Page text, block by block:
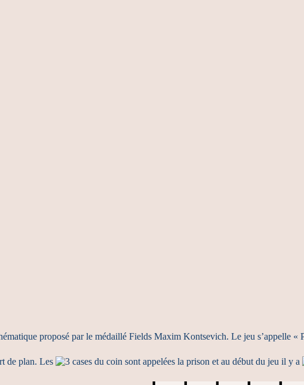
proposé par le médaillé Fields Maxim Kontsevich. Le jeu s’appelle
de plan. Les cases du coin sont appelées la prison et au début du jeu il y a